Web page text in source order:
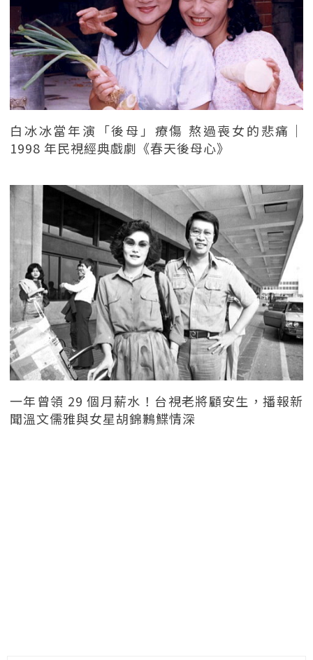
白冰冰當年演「後母」療傷 熬過喪女的悲痛｜
1998 年民視經典戲劇《春天後母心》
一年曾領 29 個月薪水！台視老將顧安生，播報新
聞溫文儒雅與女星胡錦鶼鰈情深